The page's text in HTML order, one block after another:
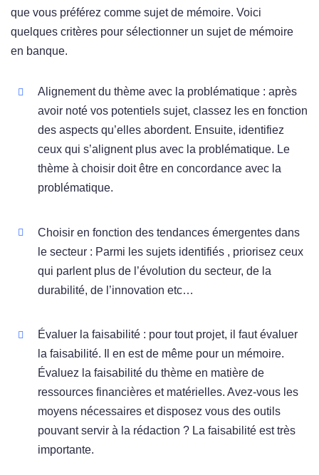
que vous préférez comme sujet de mémoire. Voici
quelques critères pour sélectionner un sujet de mémoire
en banque.
Alignement du thème avec la problématique : après
avoir noté vos potentiels sujet, classez les en fonction
des aspects qu’elles abordent. Ensuite, identifiez
ceux qui s’alignent plus avec la problématique. Le
thème à choisir doit être en concordance avec la
problématique.
Choisir en fonction des tendances émergentes dans
le secteur : Parmi les sujets identifiés , priorisez ceux
qui parlent plus de l’évolution du secteur, de la
durabilité, de l’innovation etc…
Évaluer la faisabilité : pour tout projet, il faut évaluer
la faisabilité. Il en est de même pour un mémoire.
Évaluez la faisabilité du thème en matière de
ressources financières et matérielles. Avez-vous les
moyens nécessaires et disposez vous des outils
pouvant servir à la rédaction ? La faisabilité est très
importante.